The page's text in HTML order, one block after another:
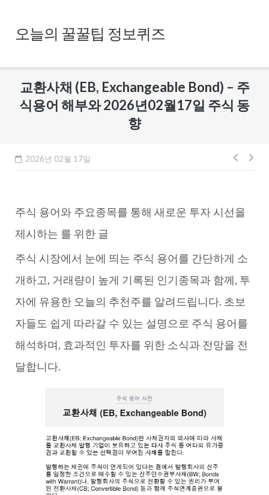
content오늘의 꿀꿀팁 정보퀴즈
교환사채 (EB, Exchangeable Bond) – 주
식용어 해부와 2026년02월17일 주식 동
향
2026년 02월 17일
글
게
주식 용어와 주요종목를 통해 새로운 투자 시선을
제시하는 를 위한 글
주식 시장에서 눈에 띄는 주식 용어를 간단하게 소
개하고, 거래량이 높게 기록된 인기종목과 함께, 투
자에 유용한 오늘의 추천주를 알려드립니다. 초보
자들도 쉽게 따라갈 수 있는 설명으로 주식 용어를
해석하며, 효과적인 투자를 위한 소식과 전망을 전
달합니다.